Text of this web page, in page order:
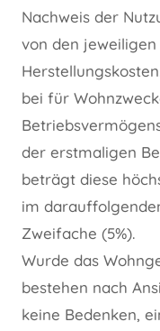
Nachweis der
von den
bei für
der erstmaligen
beträgt diese
im
Zweifache (5%).
Wurde das
bestehen nach
keine Bedenken,